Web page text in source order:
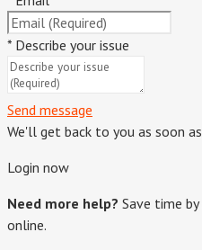
* Describe your issue
Send message
We'll get back to you as soon
Login now
Need more help? Save time
online.